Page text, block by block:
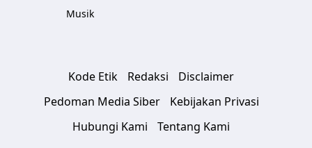
Musik
Kode Etik Redaksi
Disclaimer
Pedoman Media Siber
Kebijakan Privasi
Hubungi Kami
Tentang Kami